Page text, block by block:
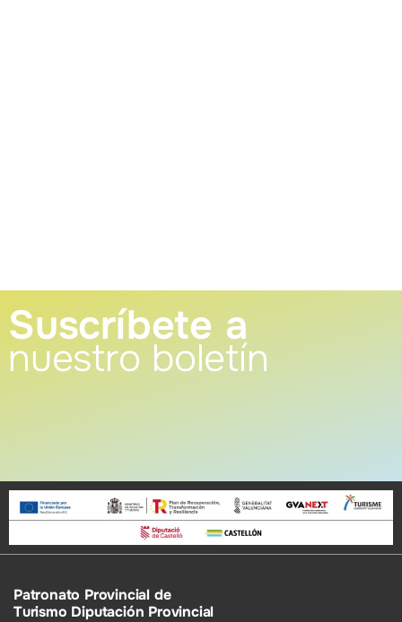
Suscríbete a
nuestro boletín
Patronato Provincial de
Turismo Diputación Provincial